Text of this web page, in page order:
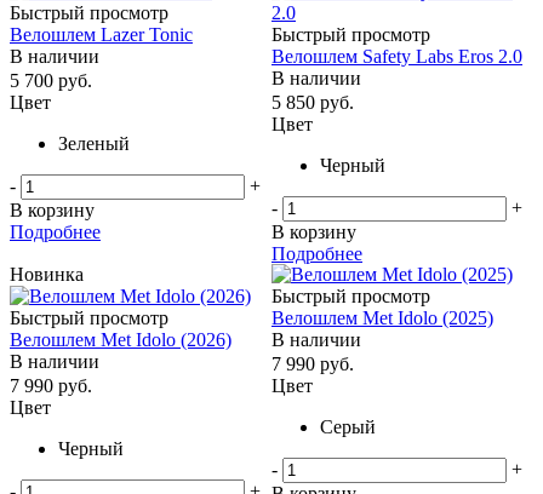
Быстрый просмотр
Велошлем Lazer Tonic
В наличии
5 700 руб.
Цвет
Зеленый
-
+
В корзину
Подробнее
Быстрый просмотр
Велошлем Safety Labs Eros 2.0
В наличии
5 850 руб.
Цвет
Черный
-
+
В корзину
Подробнее
Новинка
Быстрый просмотр
Велошлем Met Idolo (2026)
В наличии
7 990 руб.
Цвет
Черный
Быстрый просмотр
Велошлем Met Idolo (2025)
В наличии
7 990 руб.
Цвет
Серый
-
+